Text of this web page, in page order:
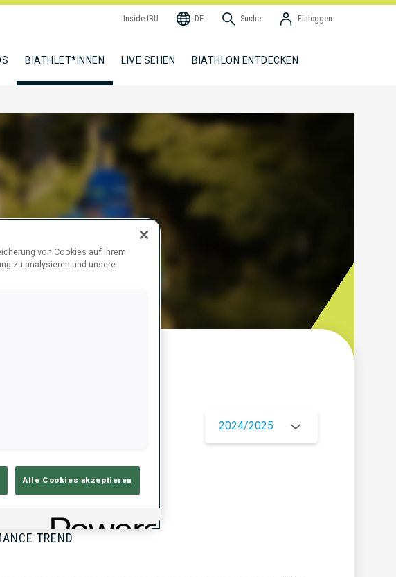
Inside IBU DE Suche Einloggen
BIATHLET*INNEN LIVE SEHEN BIATHLON ENTDECKEN
2024/2025
TREND
von Cookies auf Ihrem
zu analysieren und unsere
Alle Cookies akzeptieren